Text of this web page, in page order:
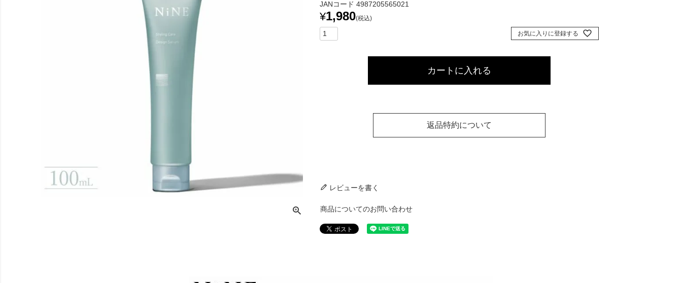
JANコード 4987205565021
¥1,980 税込
お気に入りに登録する
カートに入れる
返品特約について
レビューを書く
商品についてのお問い合わせ